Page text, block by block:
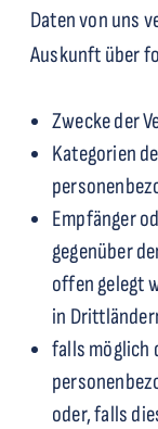
Daten von uns
Auskunft über
Zwecke der
Kategorien
Empfänger
gegenüber
offen gelegt
in
falls möglich
oder, falls